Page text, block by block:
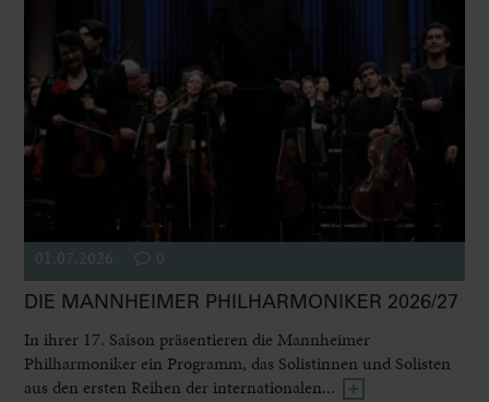
01.07.2026 0
DIE MANNHEIMER PHILHARMONIKER 2026/27
In ihrer 17. Saison präsentieren die Mannheimer
Philharmoniker ein Programm, das Solistinnen und Solisten
aus den ersten Reihen der internationalen...